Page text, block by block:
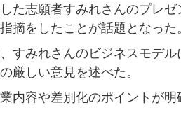
た志願者すみれさんのプレゼ
摘をしたことが話題となった
すみれさんのビジネスモデ
厳しい意見を述べた。
内容や差別化のポイントが